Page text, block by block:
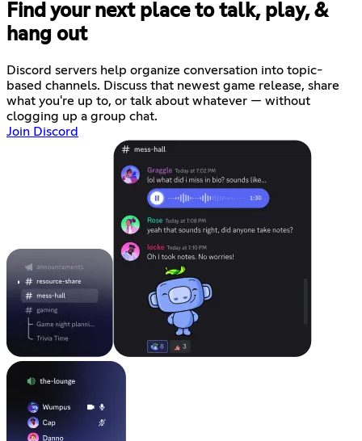
Find your next place to talk, play, &
hang out
Discord servers help organize conversation into topic-
based channels. Discuss that newest game release, share
what you're up to, or talk about whatever — without
clogging up a group chat.
Join Discord